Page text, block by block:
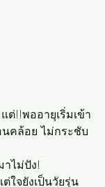
ต่!!พออายุเริ่มเข้า
นคล้อย ไม่กระชับ
าไม่ปัง!
ใจยังเป็นวัยรุ่น